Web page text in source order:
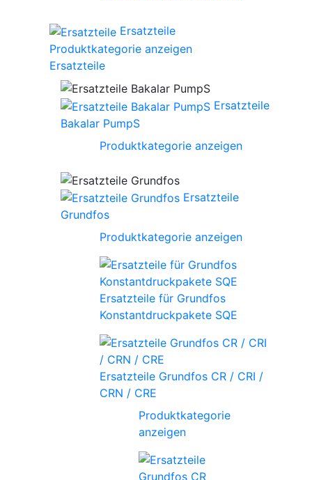
Ersatzteile
Produktkategorie anzeigen
Ersatzteile
Ersatzteile
Bakalar PumpS
Produktkategorie anzeigen
Ersatzteile
Grundfos
Produktkategorie anzeigen
Ersatzteile für Grundfos
Konstantdruckpakete SQE
Ersatzteile Grundfos CR / CRI /
CRN / CRE
Produktkategorie
anzeigen